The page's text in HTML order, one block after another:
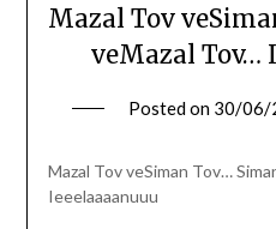
Mazal Tov
veMazal Tov…
Posted on 30/06/
Mazal Tov veSiman Tov…
Ieeelaaaanuuu